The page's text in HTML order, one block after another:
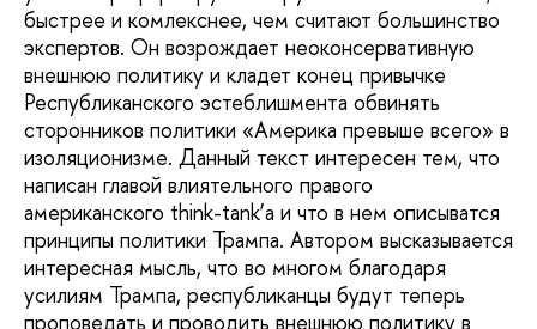
быстрее и комлекснее, чем считают большинство
экспертов. Он возрождает неоконсервативную
внешнюю политику и кладет конец привычке
Республиканского эстеблишмента обвинять
сторонников политики «Америка превыше всего» в
изоляционизме. Данный текст интересен тем, что
написан главой влиятельного правого
американского think-tank’а и что в нем описыватся
принципы политики Трампа. Автором высказывается
интересная мысль, что во многом благодаря
усилиям Трампа, республиканцы будут теперь
проповедать и проводить внешнюю политику в